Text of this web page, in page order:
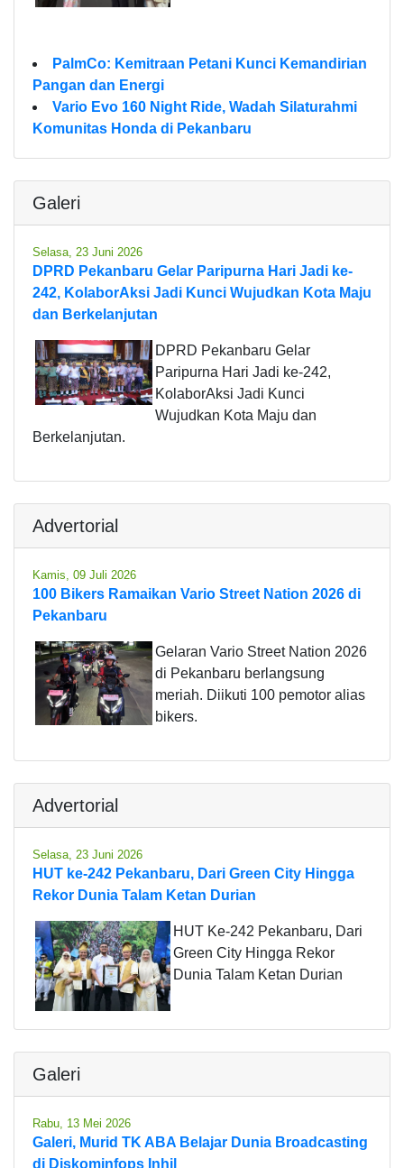
PalmCo: Kemitraan Petani Kunci Kemandirian
Pangan dan Energi
Vario Evo 160 Night Ride, Wadah Silaturahmi
Komunitas Honda di Pekanbaru
Galeri
Selasa, 23 Juni 2026
DPRD Pekanbaru Gelar Paripurna Hari Jadi ke-
242, KolaborAksi Jadi Kunci Wujudkan Kota Maju
dan Berkelanjutan
DPRD Pekanbaru Gelar
Paripurna Hari Jadi ke-242,
KolaborAksi Jadi Kunci
Wujudkan Kota Maju dan
Berkelanjutan.
Advertorial
Kamis, 09 Juli 2026
100 Bikers Ramaikan Vario Street Nation 2026 di
Pekanbaru
Gelaran Vario Street Nation 2026
di Pekanbaru berlangsung
meriah. Diikuti 100 pemotor alias
bikers.
Advertorial
Selasa, 23 Juni 2026
HUT ke-242 Pekanbaru, Dari Green City Hingga
Rekor Dunia Talam Ketan Durian
HUT Ke-242 Pekanbaru, Dari
Green City Hingga Rekor
Dunia Talam Ketan Durian
Galeri
Rabu, 13 Mei 2026
Galeri, Murid TK ABA Belajar Dunia Broadcasting
di Diskominfops Inhil